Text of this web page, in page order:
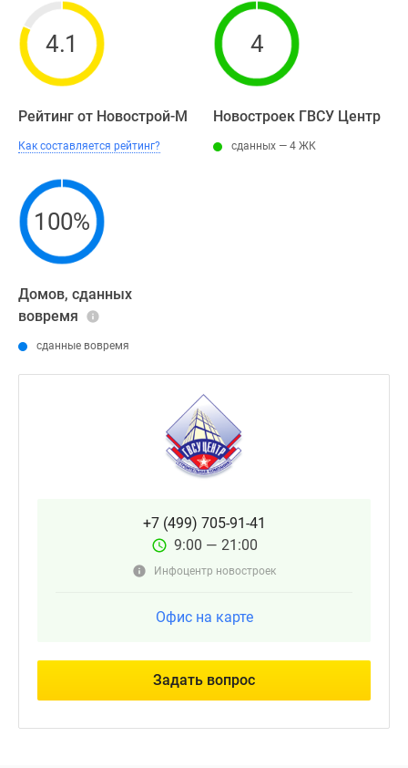
4.1
Рейтинг от Новострой-М
Как составляется рейтинг?
4
Новостроек ГВСУ Центр
сданных — 4 ЖК
100%
Домов, сданных
вовремя
сданные вовремя
+7 (499) 705-91-41
9:00 — 21:00
Инфоцентр новостроек
Офис на карте
Задать вопрос